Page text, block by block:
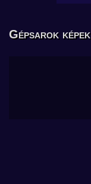
Gépsarok képek